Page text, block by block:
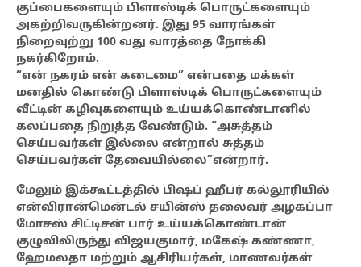
குப்பைகளையும் பிளாஸ்டிக் பொருட்களையும்
அகற்றிவருகின்றனர். இது 95 வாரங்கள்
நிறைவுற்று 100 வது வாரத்தை நோக்கி
நகர்கிறோம்.
“என் நகரம் என் கடைமை” என்பதை மக்கள்
மனதில் கொண்டு பிளாஸ்டிக் பொருட்களையும்
வீட்டின் கழிவுகளையும் உய்யக்கொண்டானில்
கலப்பதை நிறுத்த வேண்டும். “அசுத்தம்
செய்பவர்கள் இல்லை என்றால் சுத்தம்
செய்பவர்கள் தேவையில்லை”என்றார்.
மேலும் இக்கூட்டத்தில் பிஷப் ஹீபர் கல்லூரியில்
என்விரான்மென்டல் சயின்ஸ் தலைவர் அழகப்பா
மோசஸ் சிட்டிசன் பார் உய்யக்கொண்டான்
குழுவிலிருந்து விஜயகுமார், மகேஷ் கண்ணா,
ஹேமலதா மற்றும் ஆசிரியர்கள், மாணவர்கள்